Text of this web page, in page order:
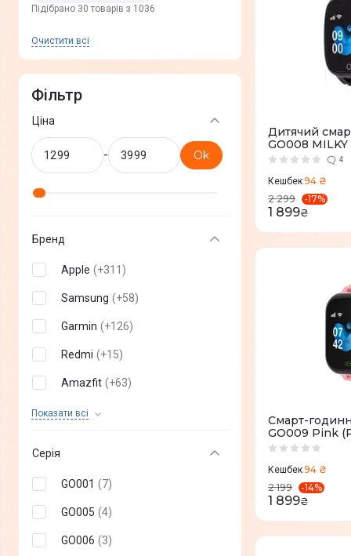
Пiдiбрано 30 товарів з 1036
Очистити всi
Фільтр
Ціна
- Ok
Бренд
Apple (+311 )
Samsung (+58)
Garmin (+126)
Redmi (+15)
Amazfit (+63)
Показати всi
Huawei
Серія
GO001 (7)
GO005 (4)
GO006 (3)
Дитячий
GO008
4
Кешбек94 ₴
2 299
-17%
1 899₴
Смарт-
GO009 Pink
Кешбек94 ₴
2 199
-14%
1 899₴